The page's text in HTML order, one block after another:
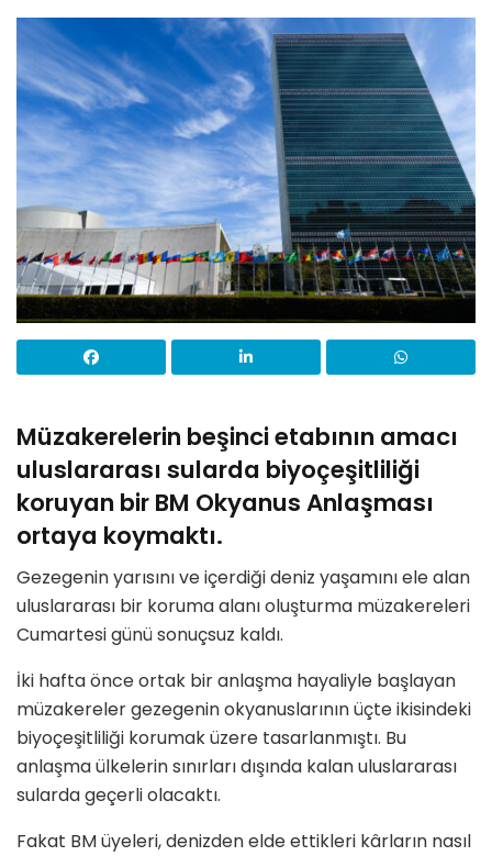
Müzakerelerin beşinci etabının amacı
uluslararası sularda biyoçeşitliliği
koruyan bir BM Okyanus Anlaşması
ortaya koymaktı.
Gezegenin yarısını ve içerdiği deniz yaşamını ele alan
uluslararası bir koruma alanı oluşturma müzakereleri
Cumartesi günü sonuçsuz kaldı.
İki hafta önce ortak bir anlaşma hayaliyle başlayan
müzakereler gezegenin okyanuslarının üçte ikisindeki
biyoçeşitliliği korumak üzere tasarlanmıştı. Bu
anlaşma ülkelerin sınırları dışında kalan uluslararası
sularda geçerli olacaktı.
Fakat BM üyeleri, denizden elde ettikleri kârların nasıl